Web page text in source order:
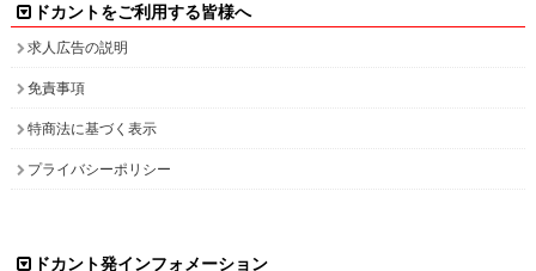
ドカントをご利用する皆様へ
求人広告の説明
免責事項
特商法に基づく表示
プライバシーポリシー
ドカント発インフォメーション